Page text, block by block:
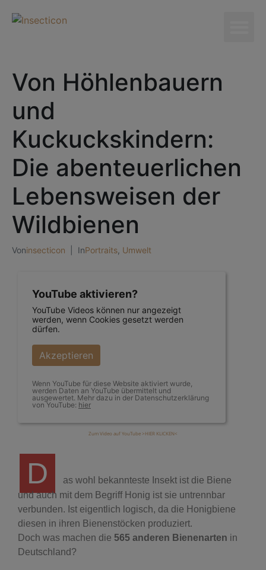
Von Höhlenbauern
und
Kuckuckskindern:
Die abenteuerlichen
Lebensweisen der
Wildbienen
Voninsecticon InPortraits Umwelt
YouTube aktivieren?
YouTube Videos können nur angezeigt
werden, wenn Cookies gesetzt werden
dürfen.
Akzeptieren
Wenn YouTube für diese Website aktiviert wurde,
werden Daten an YouTube übermittelt und
ausgewertet. Mehr dazu in der Datenschutzerklärung
von YouTube: hier
Zum Video auf YouTube >HIER KLICKEN<
D
as wohl bekannteste Insekt ist die Biene
und auch mit dem Begriff Honig ist sie untrennbar
verbunden. Ist eigentlich logisch, da die Honigbiene
diesen in ihren Bienenstöcken produziert.
Doch was machen die 565 anderen Bienenarten in
Deutschland?